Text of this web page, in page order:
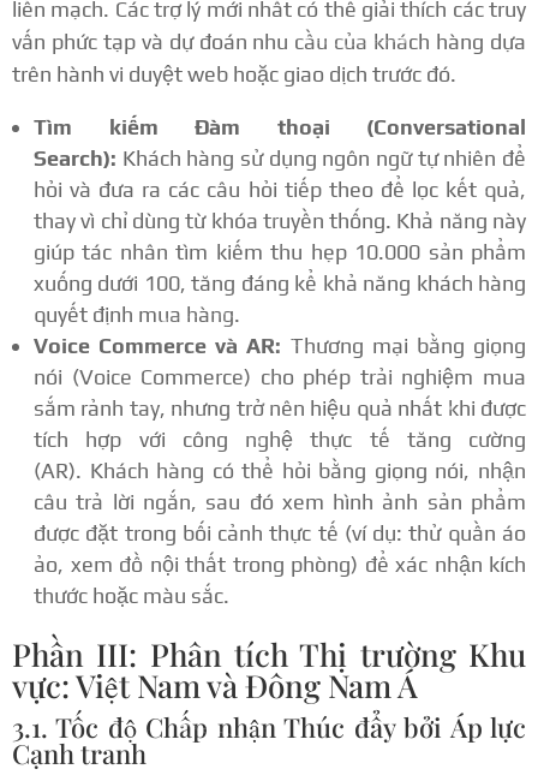
liền mạch. Các trợ lý mới nhất có thể giải thích các truy
vấn phức tạp và dự đoán nhu cầu của khách hàng dựa
trên hành vi duyệt web hoặc giao dịch trước đó.
Tìm kiếm Đàm thoại (Conversational
Search): Khách hàng sử dụng ngôn ngữ tự nhiên để
hỏi và đưa ra các câu hỏi tiếp theo để lọc kết quả,
thay vì chỉ dùng từ khóa truyền thống. Khả năng này
giúp tác nhân tìm kiếm thu hẹp 10.000 sản phẩm
xuống dưới 100, tăng đáng kể khả năng khách hàng
quyết định mua hàng.
Voice Commerce và AR: Thương mại bằng giọng
nói (Voice Commerce) cho phép trải nghiệm mua
sắm rảnh tay, nhưng trở nên hiệu quả nhất khi được
tích hợp với công nghệ thực tế tăng cường
(AR). Khách hàng có thể hỏi bằng giọng nói, nhận
câu trả lời ngắn, sau đó xem hình ảnh sản phẩm
được đặt trong bối cảnh thực tế (ví dụ: thử quần áo
ảo, xem đồ nội thất trong phòng) để xác nhận kích
thước hoặc màu sắc.
Phần III: Phân tích Thị trường Khu
vực: Việt Nam và Đông Nam Á
3.1. Tốc độ Chấp nhận Thúc đẩy bởi Áp lực
Cạnh tranh